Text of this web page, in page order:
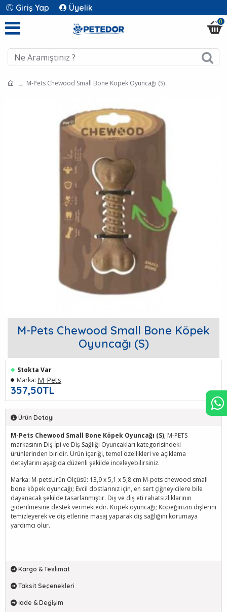
Giriş Yap Üyelik
0
M-Pets Chewood Small Bone Köpek Oyuncağı (S)
M-Pets Chewood Small Bone Köpek
Oyuncağı (S)
357,50TL
Stokta Var
Marka: M-Pets
Ürün Detayı
M-Pets Chewood Small Bone Köpek Oyuncağı (S), M-PETS
markasının Diş İpi ve Diş Sağlığı Oyuncakları kategorisindeki
ürünlerinden biridir. Ürün içeriği, temel özellikleri ve açıklama
detaylarını aşağıda düzenli şekilde inceleyebilirsiniz.
Marka: M-petsÜrün Ölçüsü: 13,9 x 5,1 x 5,8 cm M-pets chewood small
bone köpek oyuncağı; Evcil dostlarınız için, en sert çiğneyicilere bile
dayanacak şekilde tasarlanmıştır. Diş ve diş eti rahatsızlıklarının
giderilmesine destek vermektedir. Köpek oyuncağı; Köpeğinizin dişlerini
temizleyerek ve diş etlerine masaj yaparak diş sağlığını korumaya
yardımcı olur.
Kargo & Teslimat
Taksit Seçenekleri
İade & Değişim